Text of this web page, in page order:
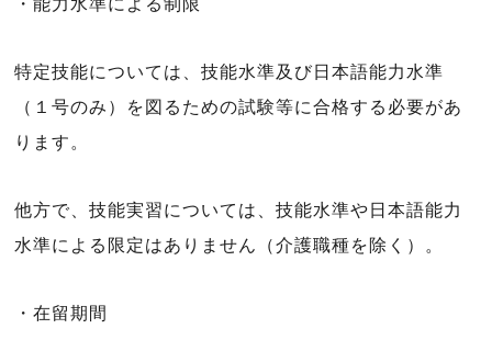
・能力水準による制限
特定技能については、技能水準及び日本語能力水準
（１号のみ）を図るための試験等に合格する必要があ
ります。
他方で、技能実習については、技能水準や日本語能力
水準による限定はありません（介護職種を除く）。
・在留期間